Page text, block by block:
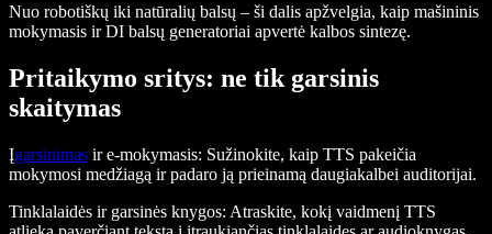
Nuo robotiškų iki natūralių balsų – ši dalis apžvelgia, kaip mašininis
mokymasis ir DI balsų generatoriai apvertė kalbos sintezę.
Pritaikymo sritys: ne tik garsinis
skaitymas
Įgarsinimas ir e-mokymasis: Sužinokite, kaip TTS pakeičia
mokymosi medžiagą ir padaro ją prieinamą daugiakalbei auditorijai.
Tinklalaidės ir garsinės knygos: Atraskite, kokį vaidmenį TTS